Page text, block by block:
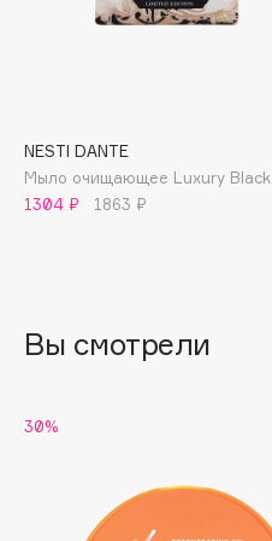
Banderas
Basicare
Beautyblades
НОВИНКА
NESTI DANTE
Мыло очищающее Luxury Black
1304 ₽
1863 ₽
Вы смотрели
30%